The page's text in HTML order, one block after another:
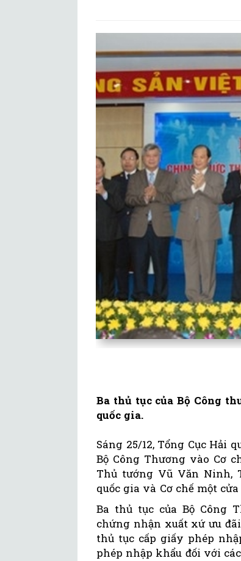
Ba thủ tục của Bộ Công
quốc gia.
Sáng 25/12, Tổng Cục Hải
Bộ Công Thương vào Cơ
Thủ tướng Vũ Văn Ninh,
quốc gia và Cơ chế một cửa
Ba thủ tục của Bộ Công
chứng nhận xuất xứ ưu
thủ tục cấp giấy phép
phép nhập khẩu đối với